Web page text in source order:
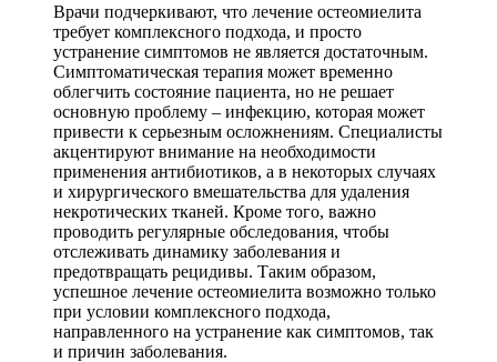
Врачи подчеркивают, что лечение остеомиелита
требует комплексного подхода, и просто
устранение симптомов не является достаточным.
Симптоматическая терапия может временно
облегчить состояние пациента, но не решает
основную проблему – инфекцию, которая может
привести к серьезным осложнениям. Специалисты
акцентируют внимание на необходимости
применения антибиотиков, а в некоторых случаях
и хирургического вмешательства для удаления
некротических тканей. Кроме того, важно
проводить регулярные обследования, чтобы
отслеживать динамику заболевания и
предотвращать рецидивы. Таким образом,
успешное лечение остеомиелита возможно только
при условии комплексного подхода,
направленного на устранение как симптомов, так
и причин заболевания.